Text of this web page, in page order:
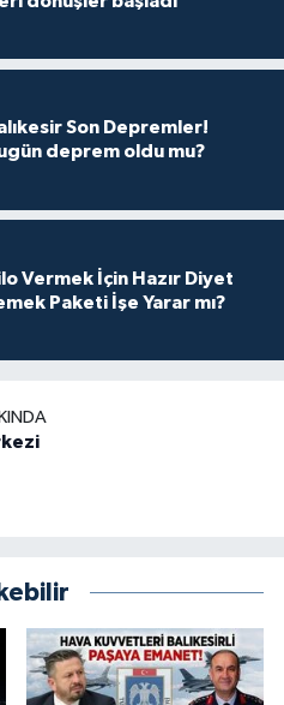
Son Depremler!
deprem oldu mu?
Vermek İçin Hazır Diyet
Paketi İşe Yarar mı?